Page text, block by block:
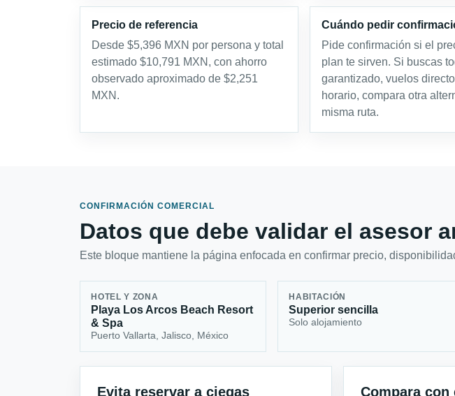
Precio de referencia
Desde $5,396 MXN por persona y total
estimado $10,791 MXN, con ahorro
observado aproximado de $2,251
MXN.
Cuándo pedir
Pide confirmación si el
plan te sirven. Si buscas
garantizado, vuelos
horario, compara otra
misma ruta.
CONFIRMACIÓN COMERCIAL
Datos que debe validar el asesor
Este bloque mantiene la página enfocada en confirmar precio,
HOTEL Y ZONA
Playa Los Arcos Beach Resort
& Spa
Puerto Vallarta, Jalisco, México
HABITACIÓN
Superior sencilla
Solo alojamiento
Evita reservar a ciegas Compara